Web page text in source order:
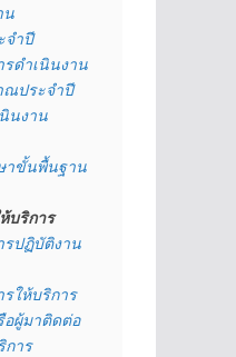
น
จำปี
ดำเนินงาน
ณประจำปี
นงาน
าขั้นพื้นฐาน
บริการ
รปฏิบัติงาน
ให้บริการ
อผู้มาติดต่อ
การ